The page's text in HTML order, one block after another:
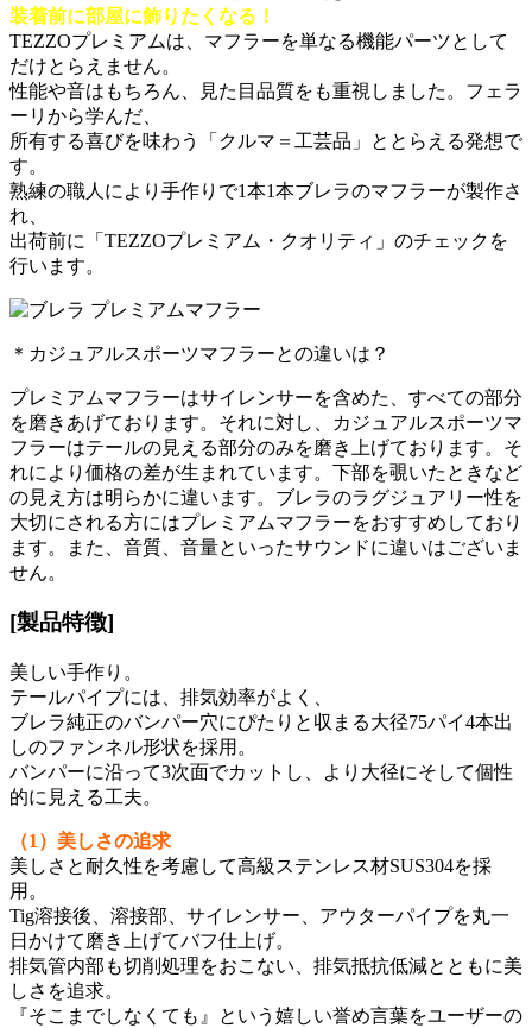
装着前に部屋に飾りたくなる！
TEZZOプレミアムは、マフラーを単なる機能パーツとして
だけとらえません。
性能や音はもちろん、見た目品質をも重視しました。フェラ
ーリから学んだ、
所有する喜びを味わう「クルマ＝工芸品」ととらえる発想で
す。
熟練の職人により手作りで1本1本ブレラのマフラーが製作さ
れ、
出荷前に「TEZZOプレミアム・クオリティ」のチェックを
行います。
＊カジュアルスポーツマフラーとの違いは？
プレミアムマフラーはサイレンサーを含めた、すべての部分
を磨きあげております。それに対し、カジュアルスポーツマ
フラーはテールの見える部分のみを磨き上げております。そ
れにより価格の差が生まれています。下部を覗いたときなど
の見え方は明らかに違います。ブレラのラグジュアリー性を
大切にされる方にはプレミアムマフラーをおすすめしており
ます。また、音質、音量といったサウンドに違いはございま
せん。
[製品特徴]
美しい手作り。
テールパイプには、排気効率がよく、
ブレラ純正のバンパー穴にぴたりと収まる大径75パイ4本出
しのファンネル形状を採用。
バンパーに沿って3次面でカットし、より大径にそして個性
的に見える工夫。
（1）美しさの追求
美しさと耐久性を考慮して高級ステンレス材SUS304を採
用。
Tig溶接後、溶接部、サイレンサー、アウターパイプを丸一
日かけて磨き上げてバフ仕上げ。
排気管内部も切削処理をおこない、排気抵抗低減とともに美
しさを追求。
『そこまでしなくても』という嬉しい誉め言葉をユーザーの